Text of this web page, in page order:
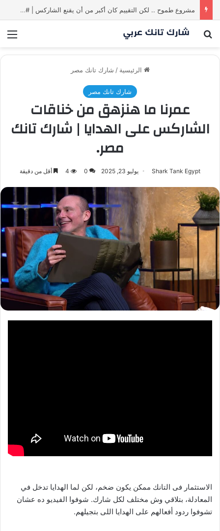
مشروع طموح .. لكن التقييم كان أكبر من أن يقنع الشاركس | #شارك تانك لعراق
بحث عن
الرئيسية / شارك تانك مصر
شارك تانك مصر
عمرنا ما هنزهق من خناقات
الشاركس على الهدايا | شارك تانك
مصر.
Shark Tank Egypt يوليو 23, 2025 0
4 أقل من دقيقة
الاستثمار فى التانك ممكن يكون ضخم، لكن لما الهدايا تدخل في
المعادلة، بتلاقي وش مختلف لكل شارك. شوفوا الفيديو ده عشان
تشوفوا ردود أفعالهم على الهدايا اللى بتجيلهم.